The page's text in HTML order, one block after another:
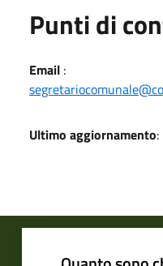
Punti di
Email :
Ultimo aggiornamento